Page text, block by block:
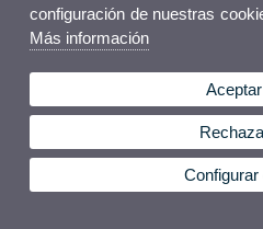
configuración de nuestras
Más información